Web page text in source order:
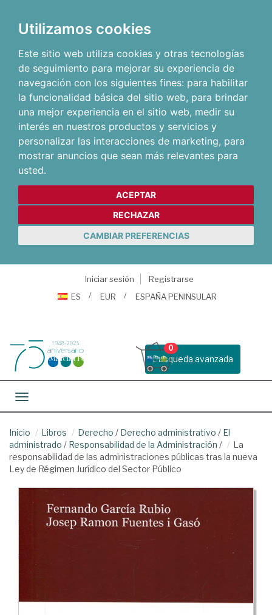
Utilizamos cookies
Este sitio web utiliza cookies y otras tecnologías
de seguimiento para mejorar su experiencia de
navegación con los siguientes fines: para habilitar
la funcionalidad básica del sitio web, para brindar
una mejor experiencia en el sitio web, medir su
interés en nuestros productos y servicios y
personalizar las interacciones de marketing, para
mostrar anuncios que sean más relevantes para
usted.
ACEPTAR
RECHAZAR
CAMBIAR PREFERENCIAS
Iniciar sesión
Registrarse
ES
EUR ESPAÑA PENINSULAR
Busqueda avanzada
0
Toggle navigation
Inicio Libros Derecho / Derecho administrativo / El
administrado / Responsabilidad de la Administración /
La
responsabilidad de las administraciones públicas tras la nueva
Ley de Régimen Jurídico del Sector Público